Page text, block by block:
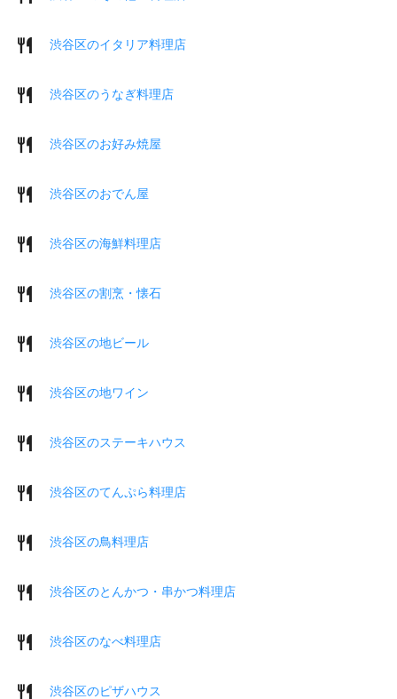
渋谷区のイタリア料理店
渋谷区のうなぎ料理店
渋谷区のお好み焼屋
渋谷区のおでん屋
渋谷区の海鮮料理店
渋谷区の割烹・懐石
渋谷区の地ビール
渋谷区の地ワイン
渋谷区のステーキハウス
渋谷区のてんぷら料理店
渋谷区の鳥料理店
渋谷区のとんかつ・串かつ料理店
渋谷区のなべ料理店
渋谷区のピザハウス